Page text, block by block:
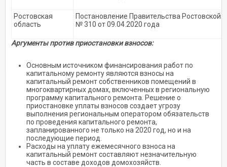
Ростовская
область
Постановление Правительства Ростовской
№ 310 от 09.04.2020 года
Аргументы против приостановки взносов:
Основным источником финансирования работ по
капитальному ремонту являются взносы на
капитальный ремонт собственников помещений в
многоквартирных домах, включенных в региональную
программу капитального ремонта. Решение о
приостановке уплаты взносов создает угрозу
выполнения региональным оператором обязательств
по проведения капитального ремонта,
запланированного не только на 2020 год, но и на
последующие период.
Расходы на уплату ежемесячного взноса на
капитальный ремонт составляют незначительную
часть в составе доходов домохозяйств.